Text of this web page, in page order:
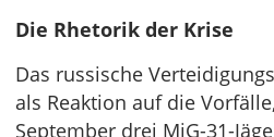
Die Rhetorik der Krise
Das russische
als Reaktion auf die
September drei MiG-31-